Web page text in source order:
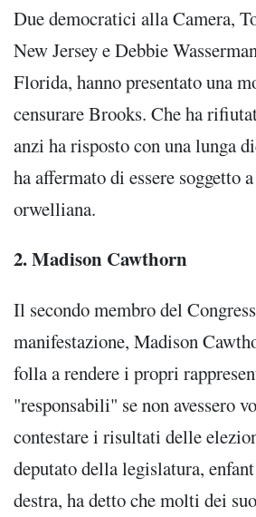
Due democratici alla Camera,
New Jersey e Debbie
Florida, hanno presentato una
censurare Brooks. Che ha
anzi ha risposto con una lunga
ha affermato di essere soggetto
orwelliana.
2. Madison Cawthorn
Il secondo membro del
manifestazione, Madison
folla a rendere i propri
"responsabili" se non avessero
contestare i risultati delle
deputato della legislatura,
destra, ha detto che molti dei